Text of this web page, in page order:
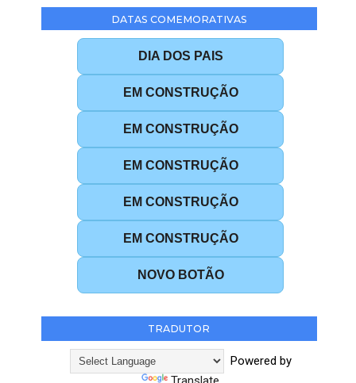
DATAS COMEMORATIVAS
DIA DOS PAIS
EM CONSTRUÇÃO
EM CONSTRUÇÃO
EM CONSTRUÇÃO
EM CONSTRUÇÃO
EM CONSTRUÇÃO
NOVO BOTÃO
TRADUTOR
Powered by